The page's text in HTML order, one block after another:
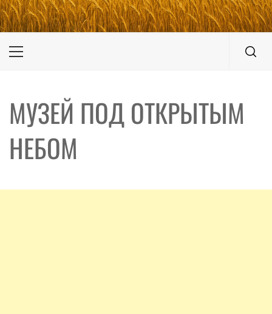
UKRAINE-IS
ПОДОРОЖI ПО УКРАЇНІ
Primary
МУЗЕЙ ПОД ОТКРЫТЫМ
НЕБОМ